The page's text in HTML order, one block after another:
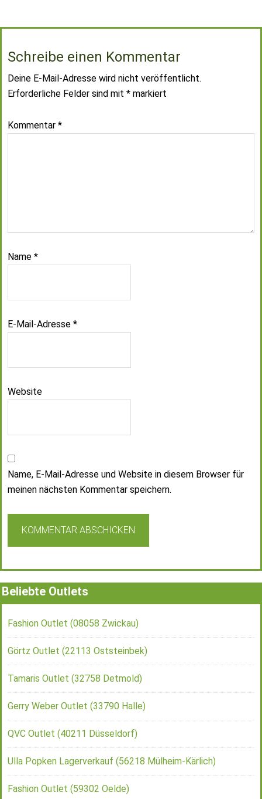
Schreibe einen Kommentar
Deine E-Mail-Adresse wird nicht veröffentlicht.
Erforderliche Felder sind mit * markiert
Kommentar *
Name *
E-Mail-Adresse *
Website
Name, E-Mail-Adresse und Website in diesem Browser für
meinen nächsten Kommentar speichern.
Beliebte Outlets
Fashion Outlet (08058 Zwickau)
Görtz Outlet (22113 Oststeinbek)
Tamaris Outlet (32758 Detmold)
Gerry Weber Outlet (33790 Halle)
QVC Outlet (40211 Düsseldorf)
Ulla Popken Lagerverkauf (56218 Mülheim-Kärlich)
Fashion Outlet (59302 Oelde)